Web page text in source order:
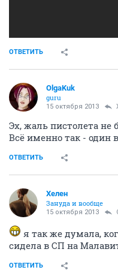
ОТВЕТИТЬ
OlgaKuk
guru
15 октября 2013
Эх, жаль пистолета не
Всё именно так - один
ОТВЕТИТЬ
Хелен
Зануда и вообще
15 октября 2013
я так же думала,
сидела в СП на
ОТВЕТИТЬ